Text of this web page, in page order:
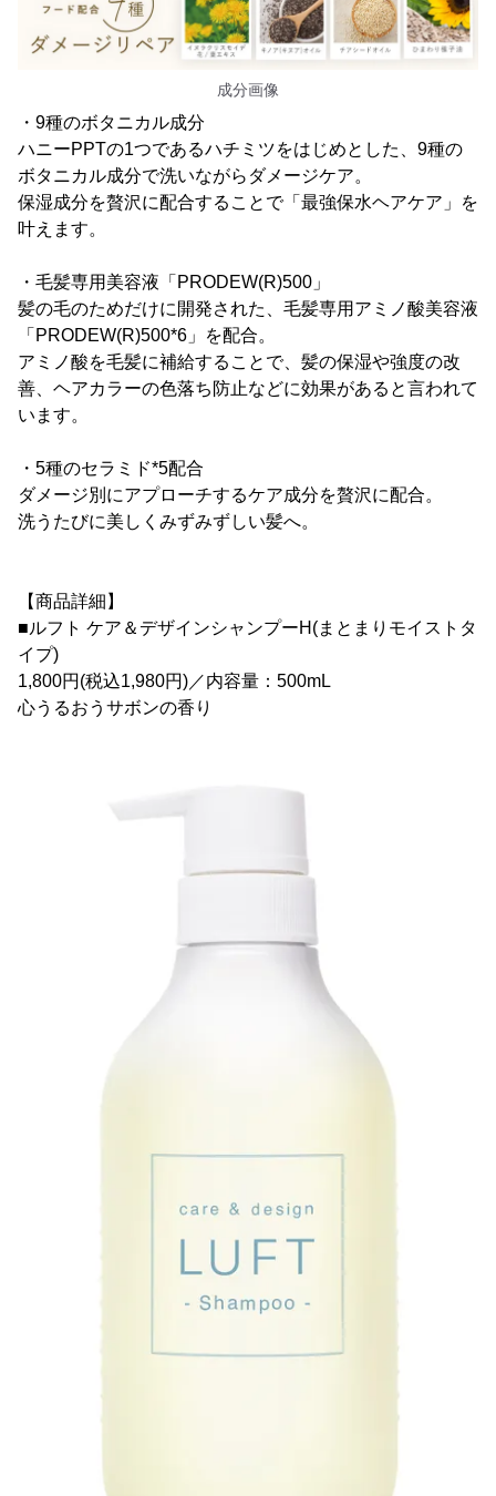
成分画像
・9種のボタニカル成分
ハニーPPTの1つであるハチミツをはじめとした、9種の
ボタニカル成分で洗いながらダメージケア。
保湿成分を贅沢に配合することで「最強保水ヘアケア」を
叶えます。
・毛髪専用美容液「PRODEW(R)500」
髪の毛のためだけに開発された、毛髪専用アミノ酸美容液
「PRODEW(R)500*6」を配合。
アミノ酸を毛髪に補給することで、髪の保湿や強度の改
善、ヘアカラーの色落ち防止などに効果があると言われて
います。
・5種のセラミド*5配合
ダメージ別にアプローチするケア成分を贅沢に配合。
洗うたびに美しくみずみずしい髪へ。
【商品詳細】
■ルフト ケア＆デザインシャンプーH(まとまりモイストタ
イプ)
1,800円(税込1,980円)／内容量：500mL
心うるおうサボンの香り